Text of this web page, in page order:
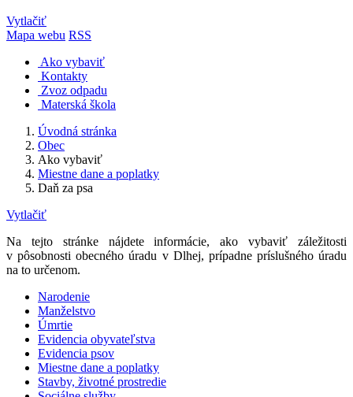
Vytlačiť
Mapa webu RSS
Ako vybaviť
Kontakty
Zvoz odpadu
Materská škola
Úvodná stránka
Obec
Ako vybaviť
Miestne dane a poplatky
Daň za psa
Vytlačiť
Na tejto stránke nájdete informácie, ako vybaviť záležitosti
v pôsobnosti obecného úradu v Dlhej, prípadne príslušného úradu
na to určenom.
Narodenie
Manželstvo
Úmrtie
Evidencia obyvateľstva
Evidencia psov
Miestne dane a poplatky
Stavby, životné prostredie